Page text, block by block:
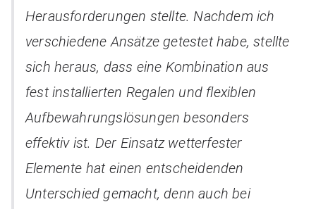
Herausforderungen stellte. Nachdem ich
verschiedene Ansätze getestet habe, stellte
sich heraus, dass eine Kombination aus
fest installierten Regalen und flexiblen
Aufbewahrungslösungen besonders
effektiv ist. Der Einsatz wetterfester
Elemente hat einen entscheidenden
Unterschied gemacht, denn auch bei